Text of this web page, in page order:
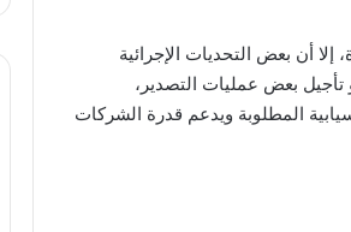
أن بعض التحديات الإجرائية
تأجيل بعض عمليات التصدير،
المطلوبة ويدعم قدرة الشركات